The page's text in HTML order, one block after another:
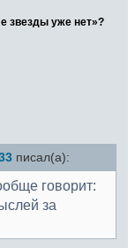
звезды уже нет»?
писал(а):
говорит:
за